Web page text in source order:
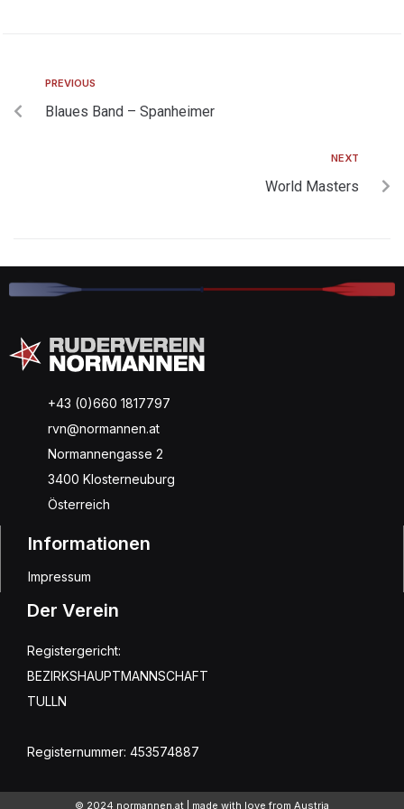
PREVIOUS
Blaues Band – Spanheimer
NEXT
World Masters
+43 (0)660 1817797
rvn@normannen.at
Normannengasse 2
3400 Klosterneuburg
Österreich
Informationen
Impressum
Der Verein
Registergericht:
BEZIRKSHAUPTMANNSCHAFT
TULLN
Registernummer: 453574887
© 2024 normannen.at | made with love from Austria